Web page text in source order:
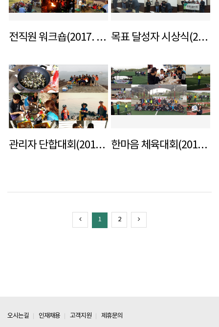
전직원 워크숍(2017. 4. 29 ~ 30) 목표 달성자 시상식(2017. 3. 22)
관리자 단합대회(2016. 6. 17) 한마음 체육대회(2016. 4. 21)
1 2
오시는길 | 인재채용 | 고객지원 | 제휴문의